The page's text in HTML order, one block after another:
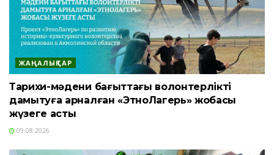
ЖАҢАЛЫҚТАР
Тарихи-мәдени бағыттағы волонтерлікті
дамытуға арналған «ЭтноЛагерь» жобасы
жүзеге асты
09.08.2026